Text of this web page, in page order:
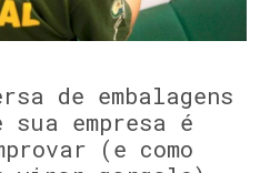
de embalagens
sua empresa é
(e como